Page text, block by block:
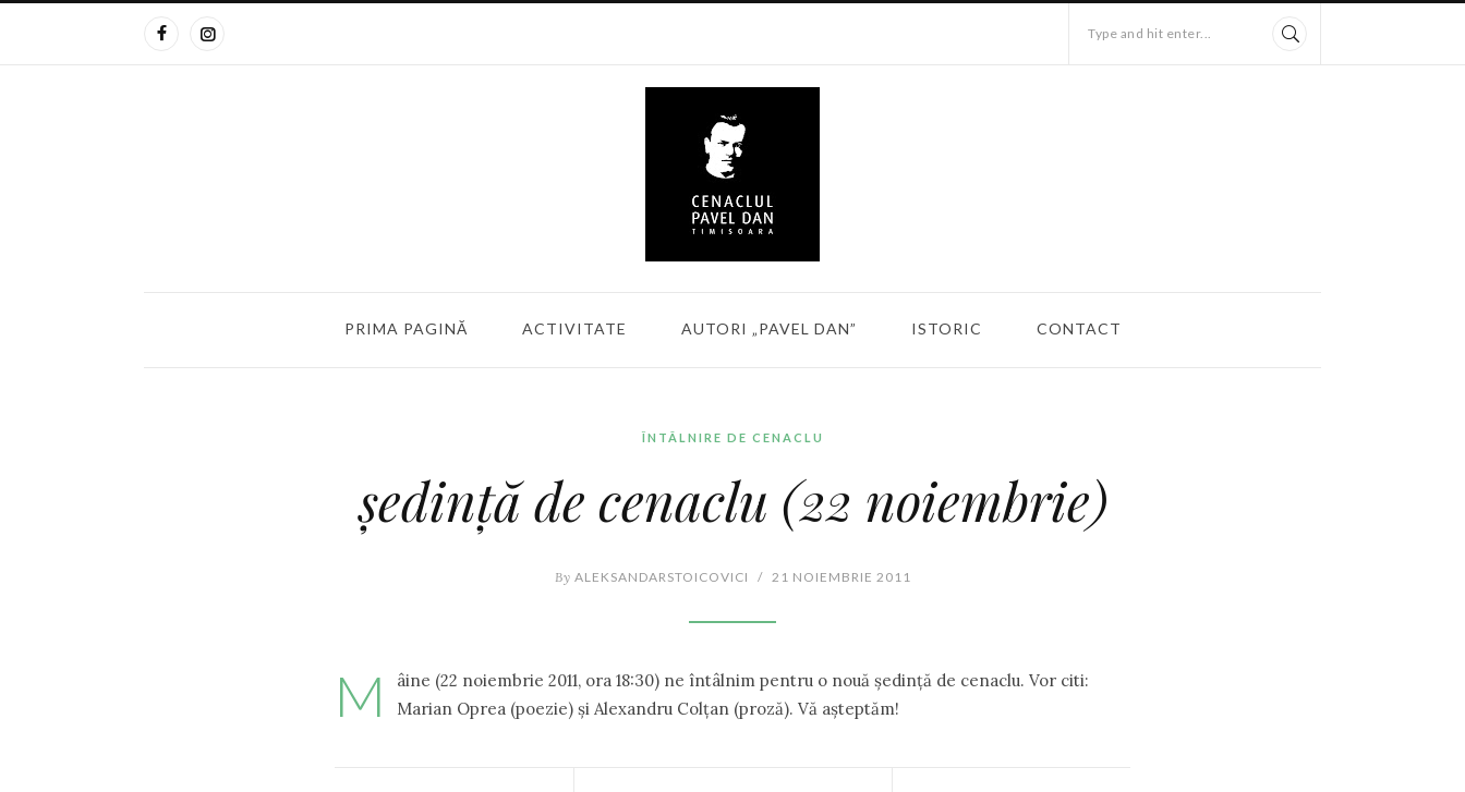
Type and hit enter...
PRIMA PAGINĂ ACTIVITATE AUTORI „PAVEL DAN” ISTORIC CONTACT
ÎNTÂLNIRE DE CENACLU
şedinţă de cenaclu (22 noiembrie)
By ALEKSANDARSTOICOVICI / 21 NOIEMBRIE 2011
M
âine (22 noiembrie 2011, ora 18:30) ne întâlnim pentru o nouă şedinţă de cenaclu. Vor citi:
Marian Oprea (poezie) şi Alexandru Colţan (proză). Vă aşteptăm!